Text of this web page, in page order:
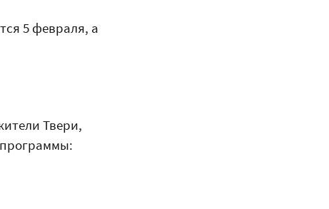
5 февраля, а
Твери,